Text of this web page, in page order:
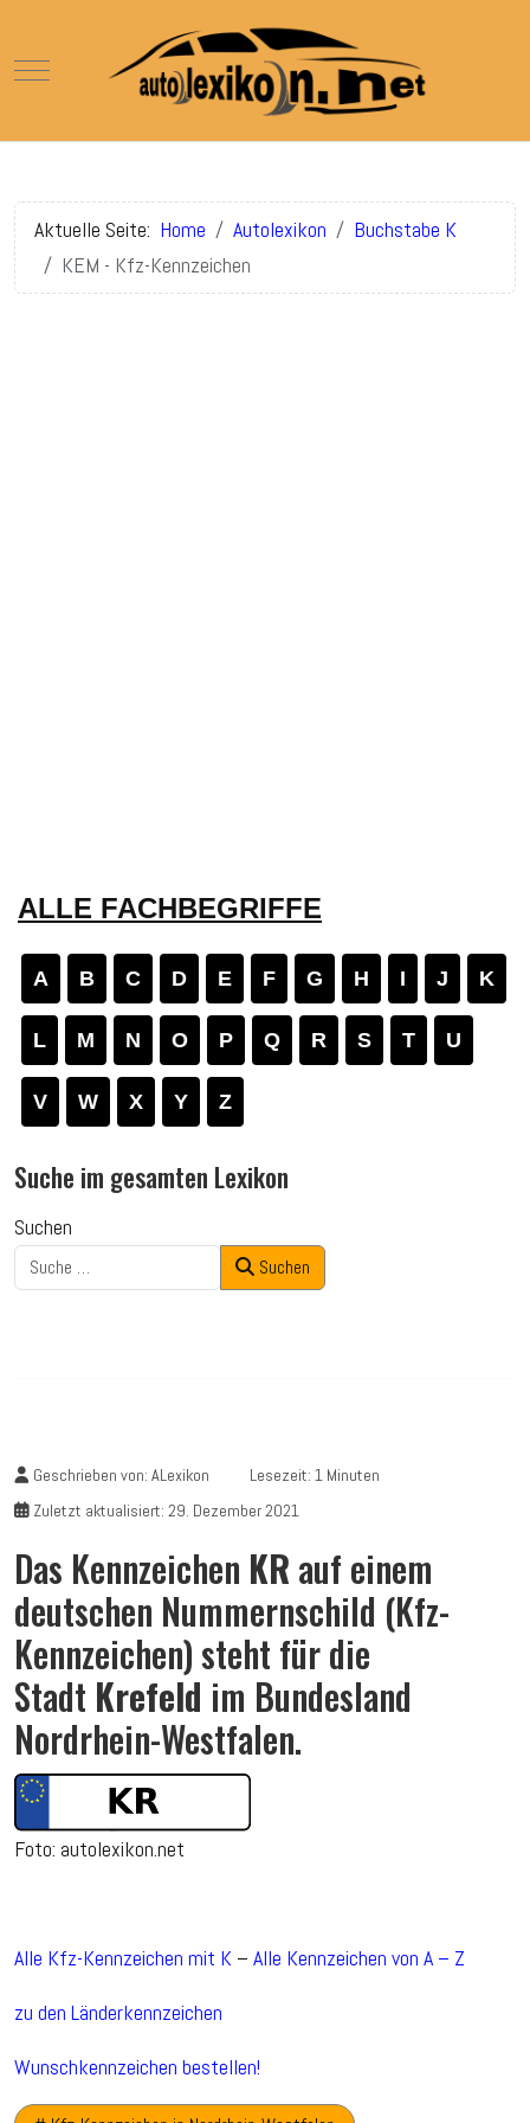
Mobile Menu Toggle
Aktuelle Seite: Home Autolexikon
Buchstabe K
KEM - Kfz-Kennzeichen
ALLE FACHBEGRIFFE
A B C D E F G H I J K
L M N O P Q R S T U
V W X Y Z
Suche im gesamten Lexikon
Suchen
Suchen
Geschrieben von: ALexikon
Lesezeit: 1 Minuten
Zuletzt aktualisiert: 29. Dezember 2021
Das Kennzeichen KR auf einem
deutschen Nummernschild (Kfz-
Kennzeichen) steht für die
Stadt Krefeld im Bundesland
Nordrhein-Westfalen.
Foto: autolexikon.net
Alle Kfz-Kennzeichen mit K – Alle Kennzeichen von A – Z
zu den Länderkennzeichen
Wunschkennzeichen bestellen!